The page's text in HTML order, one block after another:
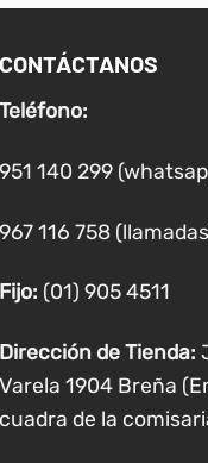
CONTÁCTANOS
Teléfono:
951 140 299
967 116 758
Fijo: (01) 905 4511
Dirección de Tienda:
Varela 1904 Breña
cuadra de la